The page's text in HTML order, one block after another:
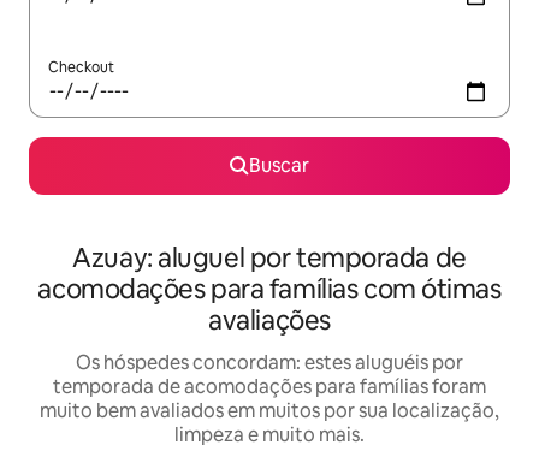
Checkout
Buscar
Azuay: aluguel por temporada de
acomodações para famílias com ótimas
avaliações
Os hóspedes concordam: estes aluguéis por
temporada de acomodações para famílias foram
muito bem avaliados em muitos por sua localização,
limpeza e muito mais.